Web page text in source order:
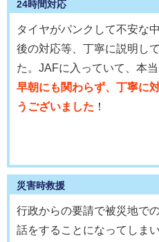
24時間対応
タイヤがパンクして不安な
後の対応等、丁寧に説明し
た。JAFに入っていて、本
早朝にも関わらず、丁寧に
うございました ！
災害時救援
行政からの要請で被災地で
話をすることになってしまい